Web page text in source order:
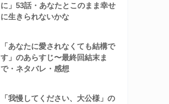
に」53話・あなたとこのまま幸せ
に生きられないかな
「あなたに愛されなくても結構で
す」のあらすじ〜最終回結末ま
で・ネタバレ・感想
「我慢してください、大公様」の